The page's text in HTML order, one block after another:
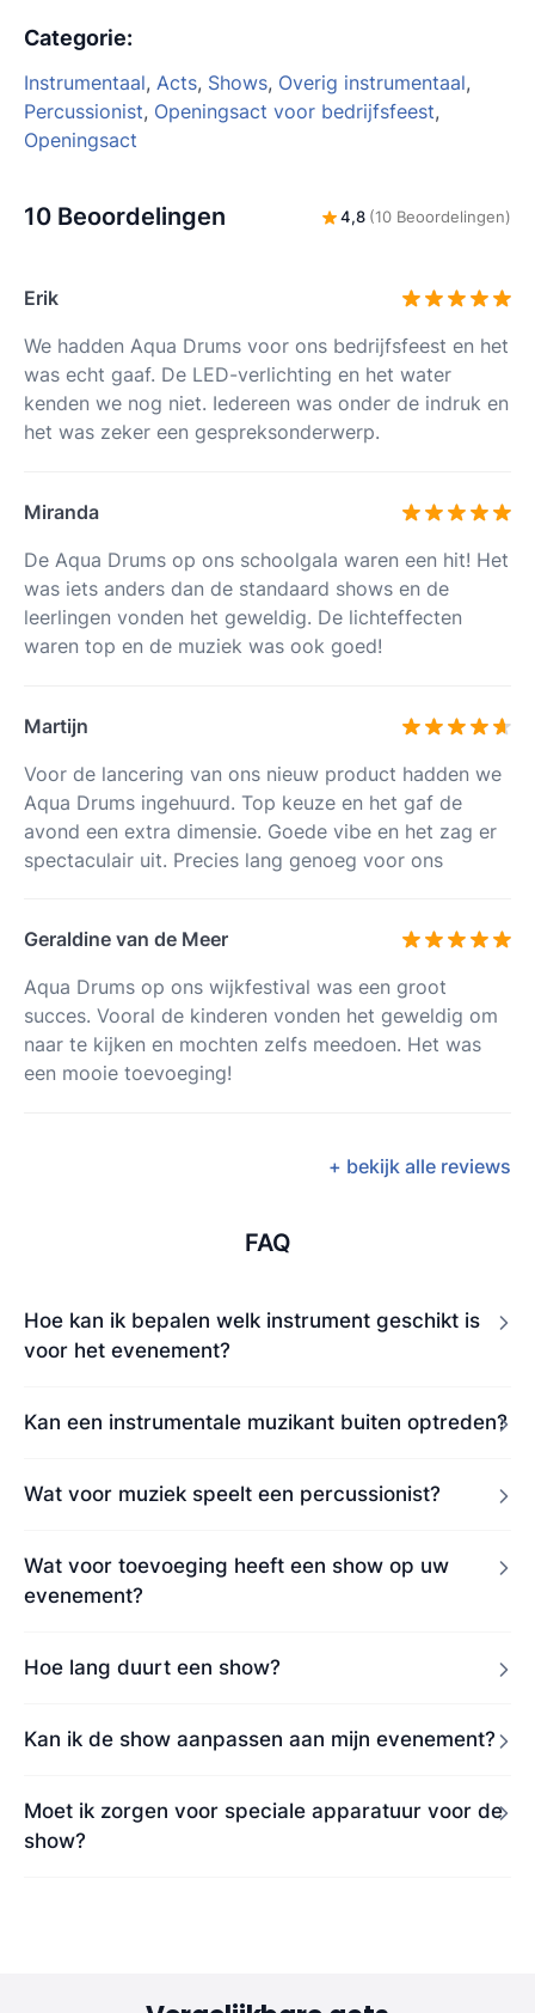
Categorie:
Instrumentaal, Acts, Shows, Overig instrumentaal,
Percussionist, Openingsact voor bedrijfsfeest,
Openingsact
10 Beoordelingen 4,8 (10 Beoordelingen)
Erik
We hadden Aqua Drums voor ons bedrijfsfeest en het
was echt gaaf. De LED-verlichting en het water
kenden we nog niet. Iedereen was onder de indruk en
het was zeker een gespreksonderwerp.
Miranda
De Aqua Drums op ons schoolgala waren een hit! Het
was iets anders dan de standaard shows en de
leerlingen vonden het geweldig. De lichteffecten
waren top en de muziek was ook goed!
Martijn
Voor de lancering van ons nieuw product hadden we
Aqua Drums ingehuurd. Top keuze en het gaf de
avond een extra dimensie. Goede vibe en het zag er
spectaculair uit. Precies lang genoeg voor ons
Geraldine van de Meer
Aqua Drums op ons wijkfestival was een groot
succes. Vooral de kinderen vonden het geweldig om
naar te kijken en mochten zelfs meedoen. Het was
een mooie toevoeging!
+ bekijk alle reviews
FAQ
Hoe kan ik bepalen welk instrument geschikt is
voor het evenement?
Kan een instrumentale muzikant buiten optreden?
Wat voor muziek speelt een percussionist?
Wat voor toevoeging heeft een show op uw
evenement?
Hoe lang duurt een show?
Kan ik de show aanpassen aan mijn evenement?
Moet ik zorgen voor speciale apparatuur voor de
show?